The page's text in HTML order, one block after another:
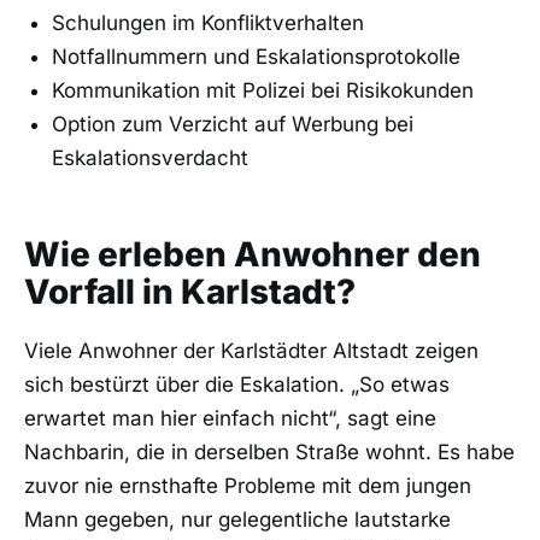
Schulungen im Konfliktverhalten
Notfallnummern und Eskalationsprotokolle
Kommunikation mit Polizei bei Risikokunden
Option zum Verzicht auf Werbung bei
Eskalationsverdacht
Wie erleben Anwohner den
Vorfall in Karlstadt?
Viele Anwohner der Karlstädter Altstadt zeigen
sich bestürzt über die Eskalation. „So etwas
erwartet man hier einfach nicht“, sagt eine
Nachbarin, die in derselben Straße wohnt. Es habe
zuvor nie ernsthafte Probleme mit dem jungen
Mann gegeben, nur gelegentliche lautstarke